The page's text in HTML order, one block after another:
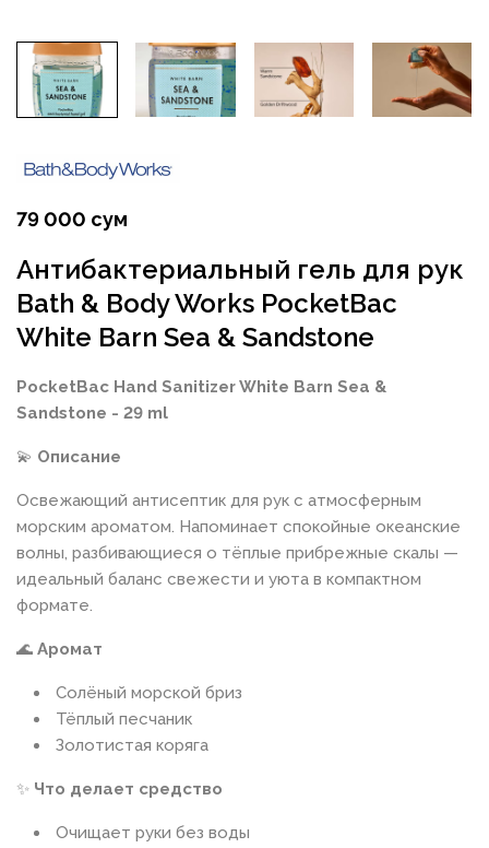
79 000 сум
Антибактериальный гель для рук
Bath & Body Works PocketBac
White Barn Sea & Sandstone
PocketBac Hand Sanitizer White Barn Sea &
Sandstone - 29 ml
💫 Описание
Освежающий антисептик для рук с атмосферным
морским ароматом. Напоминает спокойные океанские
волны, разбивающиеся о тёплые прибрежные скалы —
идеальный баланс свежести и уюта в компактном
формате.
🌊 Аромат
Солёный морской бриз
Тёплый песчаник
Золотистая коряга
✨ Что делает средство
Очищает руки без воды